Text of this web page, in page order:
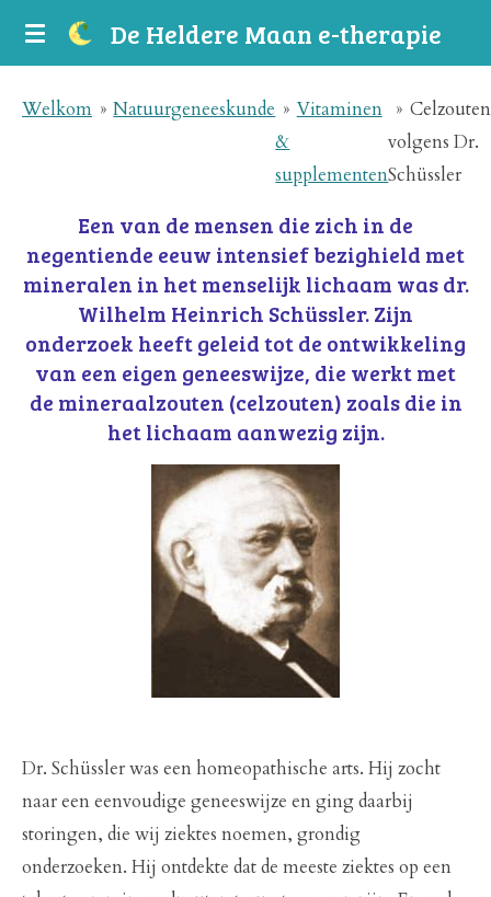
Ga
de
De Heldere Maan e-therapie
Welkom » Natuurgeneeskunde » Vitaminen
&
supplementen
» Celzouten
volgens Dr.
Schüssler
Een van de mensen die zich in de
negentiende eeuw intensief bezighield met
mineralen in het menselijk lichaam was dr.
Wilhelm Heinrich Schüssler. Zijn
onderzoek heeft geleid tot de ontwikkeling
van een eigen geneeswijze, die werkt met
de mineraalzouten (celzouten) zoals die in
het lichaam aanwezig zijn.
Dr. Schüssler was een homeopathische arts. Hij zocht
naar een eenvoudige geneeswijze en ging daarbij
storingen, die wij ziektes noemen, grondig
onderzoeken. Hij ontdekte dat de meeste ziektes op een